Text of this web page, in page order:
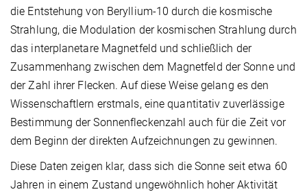
die Entstehung von Beryllium-10 durch die kosmische
Strahlung, die Modulation der kosmischen Strahlung durch
das interplanetare Magnetfeld und schließlich der
Zusammenhang zwischen dem Magnetfeld der Sonne und
der Zahl ihrer Flecken. Auf diese Weise gelang es den
Wissenschaftlern erstmals, eine quantitativ zuverlässige
Bestimmung der Sonnenfleckenzahl auch für die Zeit vor
dem Beginn der direkten Aufzeichnungen zu gewinnen.
Diese Daten zeigen klar, dass sich die Sonne seit etwa 60
Jahren in einem Zustand ungewöhnlich hoher Aktivität